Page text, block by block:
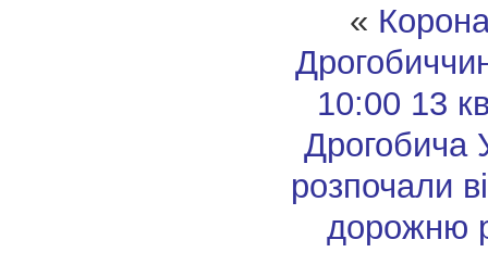
«
10:00 13
Дрогобича
розпочали
дорожню